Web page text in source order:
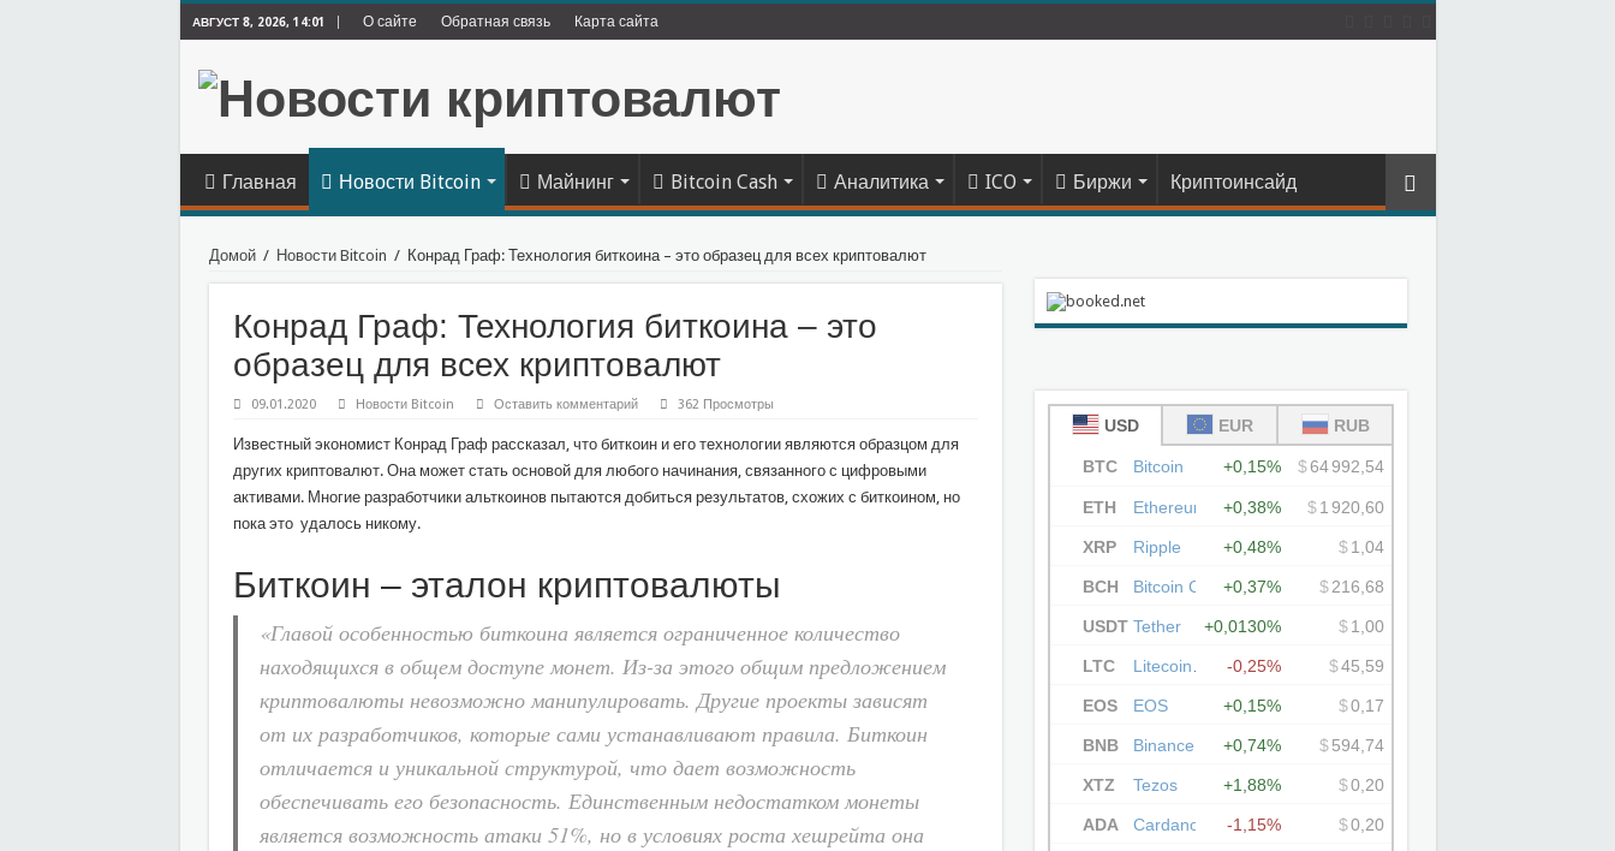
АВГУСТ 8, 2026, 14:01 О сайте Обратная связь Карта сайта
Главная Новости Bitcoin Майнинг Bitcoin Cash Аналитика ICO Биржи Криптоинсайд
Домой / Новости Bitcoin / Конрад Граф: Технология биткоина – это образец для всех криптовалют
Конрад Граф: Технология биткоина – это
образец для всех криптовалют
09.01.2020 Новости Bitcoin Оставить комментарий 362 Просмотры
Известный экономист Конрад Граф рассказал, что биткоин и его технологии являются образцом для
других криптовалют. Она может стать основой для любого начинания, связанного с цифровыми
активами. Многие разработчики альткоинов пытаются добиться результатов, схожих с биткоином, но
пока это удалось никому.
Биткоин – эталон криптовалюты
«Главой особенностью биткоина является ограниченное количество
находящихся в общем доступе монет. Из-за этого общим предложением
криптовалюты невозможно манипулировать. Другие проекты зависят
от их разработчиков, которые сами устанавливают правила. Биткоин
отличается и уникальной структурой, что дает возможность
обеспечивать его безопасность. Единственным недостатком монеты
является возможность атаки 51%, но в условиях роста хешрейта она